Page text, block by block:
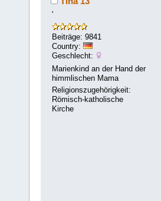
'
Beiträge: 9841
Country:
Geschlecht:
Marienkind an der Hand der
himmlischen Mama
Religionszugehörigkeit:
Römisch-katholische
Kirche